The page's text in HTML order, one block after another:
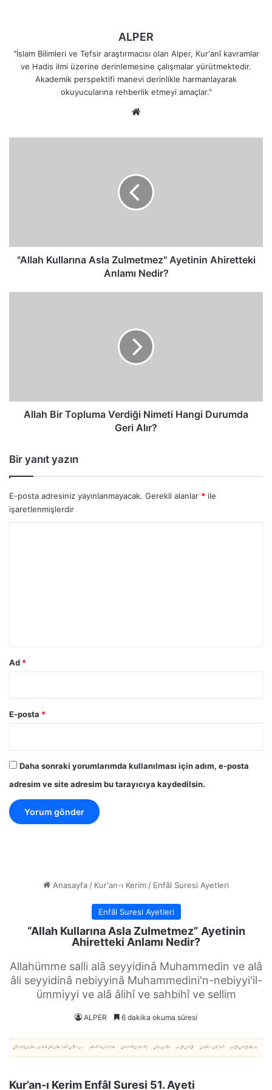
ALPER
"İslam Bilimleri ve Tefsir araştırmacısı olan Alper, Kur'anî kavramlar
ve Hadis ilmi üzerine derinlemesine çalışmalar yürütmektedir.
Akademik perspektifi manevi derinlikle harmanlayarak
okuyucularına rehberlik etmeyi amaçlar."
"Allah Kullarına Asla Zulmetmez" Ayetinin Ahiretteki
Anlamı Nedir?
Alır?
Allah Bir Topluma Verdiği Nimeti Hangi Durumda
Geri Alır?
Bir yanıt yazın
E-posta adresiniz yayınlanmayacak. Gerekli alanlar * ile
işaretlenmişlerdir
Ad *
E-posta *
Daha sonraki yorumlarımda kullanılması için adım, e-posta
adresim ve site adresim bu tarayıcıya kaydedilsin.